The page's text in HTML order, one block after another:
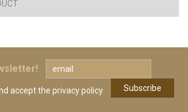
acceptthe privacy policy